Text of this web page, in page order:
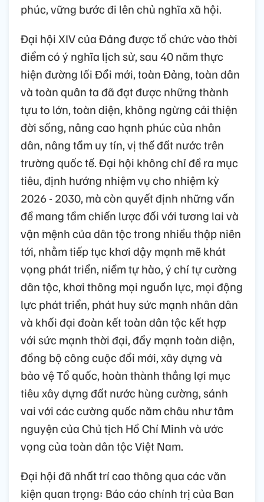
phúc, vững bước đi lên chủ nghĩa xã hội.
Đại hội XIV của Đảng được tổ chức vào thời
điểm có ý nghĩa lịch sử, sau 40 năm thực
hiện đường lối Đổi mới, toàn Đảng, toàn dân
và toàn quân ta đã đạt được những thành
tựu to lớn, toàn diện, không ngừng cải thiện
đời sống, nâng cao hạnh phúc của nhân
dân, nâng tầm uy tín, vị thế đất nước trên
trường quốc tế. Đại hội không chỉ đề ra mục
tiêu, định hướng nhiệm vụ cho nhiệm kỳ
2026 - 2030, mà còn quyết định những vấn
đề mang tầm chiến lược đối với tương lai và
vận mệnh của dân tộc trong nhiều thập niên
tới, nhằm tiếp tục khơi dậy mạnh mẽ khát
vọng phát triển, niềm tự hào, ý chí tự cường
dân tộc, khơi thông mọi nguồn lực, mọi động
lực phát triển, phát huy sức mạnh nhân dân
và khối đại đoàn kết toàn dân tộc kết hợp
với sức mạnh thời đại, đẩy mạnh toàn diện,
đồng bộ công cuộc đổi mới, xây dựng và
bảo vệ Tổ quốc, hoàn thành thắng lợi mục
tiêu xây dựng đất nước hùng cường, sánh
vai với các cường quốc năm châu như tâm
nguyện của Chủ tịch Hồ Chí Minh và ước
vọng của toàn dân tộc Việt Nam.
Đại hội đã nhất trí cao thông qua các văn
kiện quan trọng: Báo cáo chính trị của Ban